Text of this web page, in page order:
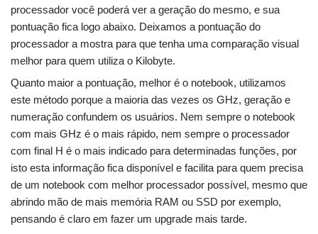
processador você poderá ver a geração do mesmo, e sua
pontuação fica logo abaixo. Deixamos a pontuação do
processador a mostra para que tenha uma comparação visual
melhor para quem utiliza o Kilobyte.
Quanto maior a pontuação, melhor é o notebook, utilizamos
este método porque a maioria das vezes os GHz, geração e
numeração confundem os usuários. Nem sempre o notebook
com mais GHz é o mais rápido, nem sempre o processador
com final H é o mais indicado para determinadas funções, por
isto esta informação fica disponível e facilita para quem precisa
de um notebook com melhor processador possível, mesmo que
abrindo mão de mais memória RAM ou SSD por exemplo,
pensando é claro em fazer um upgrade mais tarde.